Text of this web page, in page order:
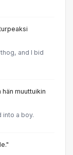
and I bid
muuttuikin
into a boy.